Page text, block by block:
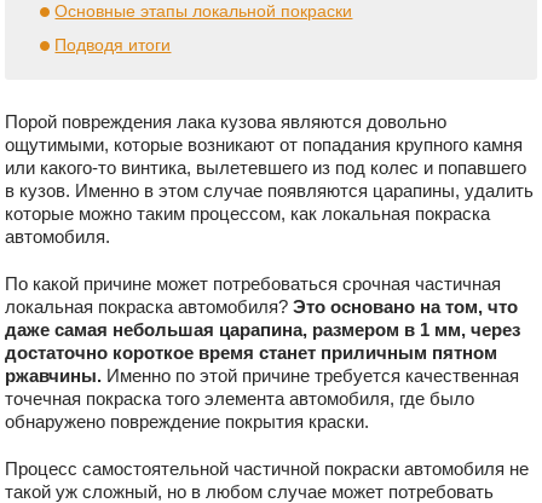
Основные этапы локальной покраски
Подводя итоги
Порой повреждения лака кузова являются довольно
ощутимыми, которые возникают от попадания крупного камня
или какого-то винтика, вылетевшего из под колес и попавшего
в кузов. Именно в этом случае появляются царапины, удалить
которые можно таким процессом, как локальная покраска
автомобиля.
По какой причине может потребоваться срочная частичная
локальная покраска автомобиля?Это основано на том, что
даже самая небольшая царапина, размером в 1 мм, через
достаточно короткое время станет приличным пятном
ржавчины. Именно по этой причине требуется качественная
точечная покраска того элемента автомобиля, где было
обнаружено повреждение покрытия краски.
Процесс самостоятельной частичной покраски автомобиля не
такой уж сложный, но в любом случае может потребовать